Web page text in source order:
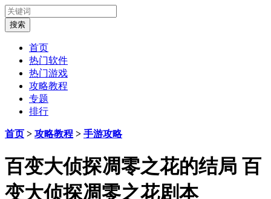
首页
热门软件
热门游戏
攻略教程
专题
排行
首页 > 攻略教程 > 手游攻略
百变大侦探凋零之花的结局 百
变大侦探凋零之花剧本